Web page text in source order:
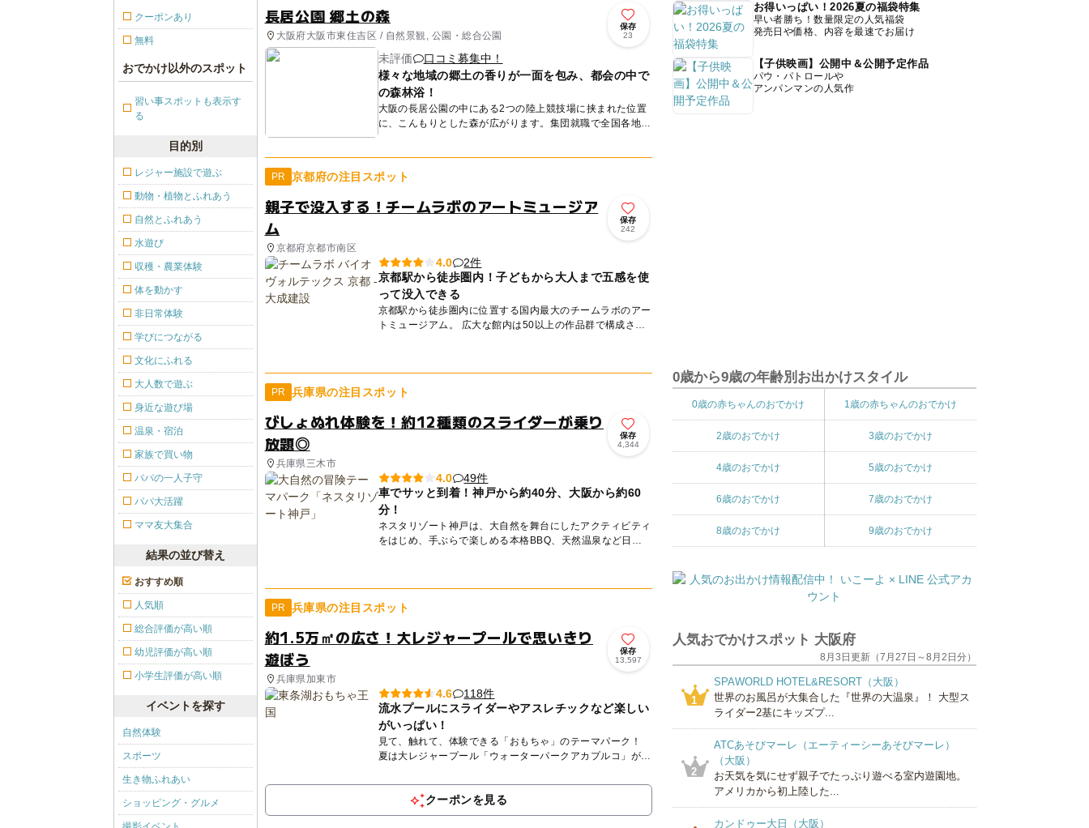
長居公園 郷土の森
大阪府大阪市東住吉区 / 自然景観, 公園・総合公園
保存
23
未評価
口コミ募集中！
様々な地域の郷土の香りが一面を包み、都会の中で
の森林浴！
大阪の長居公園の中にある2つの陸上競技場に挟まれた位置
に、こんもりとした森が広がります。集団就職で全国各地か
ら大阪にやって来た青少年が植樹した約8600本の苗木が森
PR 京都府の注目スポット
親子で没入する！チームラボのアートミュージア
ム
京都府京都市南区
保存
242
4.0
2件
京都駅から徒歩圏内！子どもから大人まで五感を使
って没入できる
京都駅から徒歩圏内に位置する国内最大のチームラボのアー
トミュージアム。 広大な館内は50以上の作品群で構成され
PR 兵庫県の注目スポット
びしょぬれ体験を！約12種類のスライダーが乗り
放題◎
兵庫県三木市
保存
4,344
4.0
49件
車でサッと到着！神戸から約40分、大阪から約60
分！
ネスタリゾート神戸は、大自然を舞台にしたアクティビティ
をはじめ、手ぶらで楽しめる本格BBQ、天然温泉など日帰
PR 兵庫県の注目スポット
約1.5万㎡の広さ！大レジャープールで思いきり
遊ぼう
兵庫県加東市
保存
13,597
4.6
118件
流水プールにスライダーやアスレチックなど楽しい
がいっぱい！
見て、触れて、体験できる「おもちゃ」のテーマパーク！
夏は大レジャープール「ウォーターパークアカプルコ」がＯ
いま...
クーポンを見る
クーポンあり
無料
おでかけ以外のスポット
習い事スポットも表示す
る
目的別
レジャー施設で遊ぶ
動物・植物とふれあう
自然とふれあう
水遊び
収穫・農業体験
体を動かす
非日常体験
学びにつながる
文化にふれる
大人数で遊ぶ
身近な遊び場
温泉・宿泊
家族で買い物
パパの一人子守
パパ大活躍
ママ友大集合
結果の並び替え
おすすめ順
人気順
総合評価が高い順
幼児評価が高い順
小学生評価が高い順
イベントを探す
自然体験
スポーツ
生き物ふれあい
ショッピング・グルメ
お得いっぱい！2026夏の福袋特集
早い者勝ち！数量限定の人気福袋
発売日や価格、内容を最速でお届け
【子供映画】公開中＆公開予定作品
パウ・パトロールや
アンパンマンの人気作
0歳から9歳の年齢別お出かけスタイル
0歳の赤ちゃんのおでかけ 1歳の赤ちゃんのおでかけ
2歳のおでかけ 3歳のおでかけ
4歳のおでかけ 5歳のおでかけ
6歳のおでかけ 7歳のおでかけ
8歳のおでかけ 9歳のおでかけ
人気おでかけスポット 大阪府
8月3日更新（7月27日～8月2日分）
1
SPAWORLD HOTEL&RESORT（大阪）
世界のお風呂が大集合した『世界の大温泉』！ 大型ス
ライダー2基にキッズプ...
2
ATCあそびマーレ（エーティーシーあそびマーレ）
（大阪）
お天気を気にせず親子でたっぷり遊べる室内遊園地。
アメリカから初上陸した...
カンドゥー大日（大阪）